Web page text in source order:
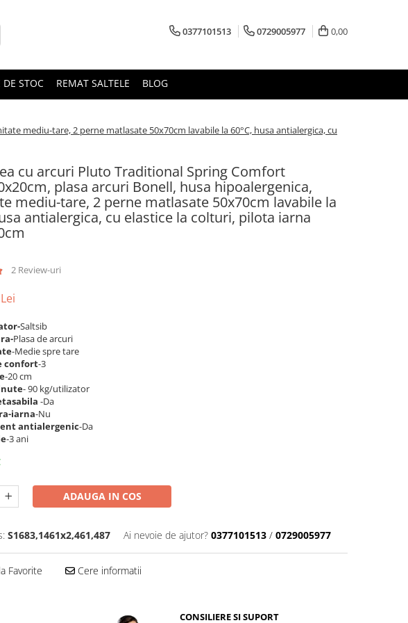
0377101513 0729005977 0,00
DE STOC REMAT SALTELE BLOG
mediu-tare, 2 perne matlasate 50x70cm lavabile la 60°C, husa antialergica, cu
cu arcuri Pluto Traditional Spring Comfort
plasa arcuri Bonell, husa hipoalergenica,
mediu-tare, 2 perne matlasate 50x70cm lavabile la
antialergica, cu elastice la colturi, pilota iarna
2 Review-uri
Saltsib
Plasa de arcuri
-Medie spre tare
confort-3
-20 cm
- 90 kg/utilizator
-Da
iarna-Nu
antialergenic-Da
-3 ani
ADAUGA IN COS
S1683,1461x2,461,487 Ai nevoie de ajutor? 0377101513 / 0729005977
Favorite Cere informatii
CONSILIERE SI SUPORT